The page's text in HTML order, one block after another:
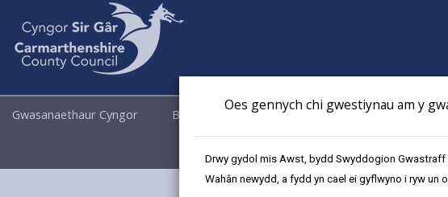
Oes gennych chi gwestiynau am y
Drwy gydol mis Awst, bydd Swyddogion Gwastraff
Wahân newydd, a fydd yn cael ei gyflwyno i ryw
Gwasanaethaur Cyngor Busnes Cyngor a Democratiaeth